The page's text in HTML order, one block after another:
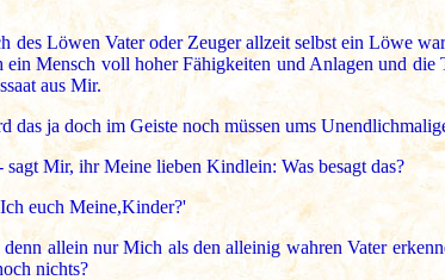
des Löwen Vater oder Zeuger allzeit selbst ein Löwe
Mensch voll hoher Fähigkeiten und Anlagen und
aus Mir.
ja doch im Geiste noch müssen ums
Mir, ihr Meine lieben Kindlein: Was besagt das?
euch Meine,Kinder?'
allein nur Mich als den alleinig wahren Vater
nichts?